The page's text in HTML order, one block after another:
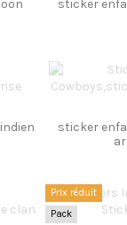
sticker
sticker
Prix réduit
Pack